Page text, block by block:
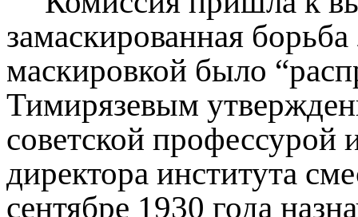
замаскированная
маскировкой было
Тимирязевым
советской профессурой
директора института
сентябре 1930 года